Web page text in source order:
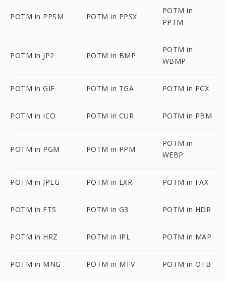
POTM in PPSM POTM in PPSX
POTM in
PPTM
POTM in JP2 POTM in BMP
POTM in
WBMP
POTM in GIF POTM in TGA POTM in PCX
POTM in ICO POTM in CUR POTM in PBM
POTM in PGM POTM in PPM
POTM in
WEBP
POTM in JPEG POTM in EXR POTM in FAX
POTM in FTS POTM in G3 POTM in HDR
POTM in HRZ POTM in IPL POTM in MAP
POTM in MNG POTM in MTV POTM in OTB